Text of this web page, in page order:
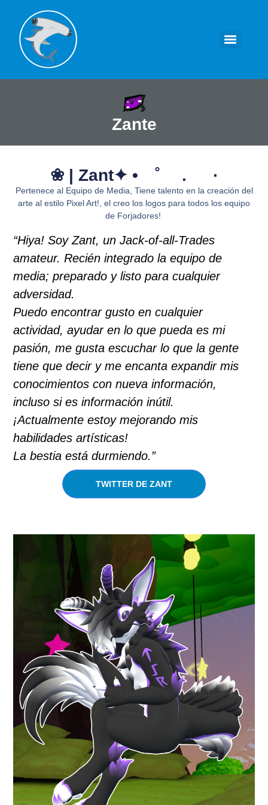
Zante
❀ | Zant✦ • ˚ . ·
Pertenece al Equipo de Media, Tiene talento en la creación del
arte al estilo Pixel Art!, el creo los logos para todos los equipo
de Forjadores!
“Hiya! Soy Zant, un Jack-of-all-Trades
amateur. Recién integrado la equipo de
media; preparado y listo para cualquier
adversidad.
Puedo encontrar gusto en cualquier
actividad, ayudar en lo que pueda es mi
pasión, me gusta escuchar lo que la gente
tiene que decir y me encanta expandir mis
conocimientos con nueva información,
incluso si es información inútil.
¡Actualmente estoy mejorando mis
habilidades artísticas!
La bestia está durmiendo.”
TWITTER DE ZANT